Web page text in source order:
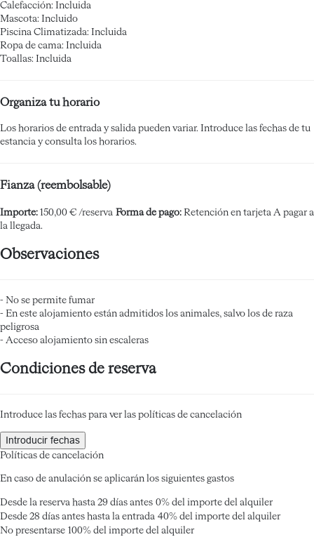
Calefacción: Incluida
Mascota: Incluido
Piscina Climatizada: Incluida
Ropa de cama: Incluida
Toallas: Incluida
Organiza tu horario
Los horarios de entrada y salida pueden variar. Introduce las fechas de tu
estancia y consulta los horarios.
Fianza (reembolsable)
Importe: 150,00 € /reserva Forma de pago: Retención en tarjeta A pagar a
la llegada.
Observaciones
- No se permite fumar
- En este alojamiento están admitidos los animales, salvo los de raza
peligrosa
- Acceso alojamiento sin escaleras
Condiciones de reserva
Introduce las fechas para ver las políticas de cancelación
Introducir fechas
Políticas de cancelación
En caso de anulación se aplicarán los siguientes gastos
Desde la reserva hasta 29 días antes 0% del importe del alquiler
Desde 28 días antes hasta la entrada 40% del importe del alquiler
No presentarse 100% del importe del alquiler